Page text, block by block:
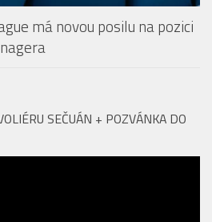
má novou posilu na pozici
SEČUÁN + POZVÁNKA DO